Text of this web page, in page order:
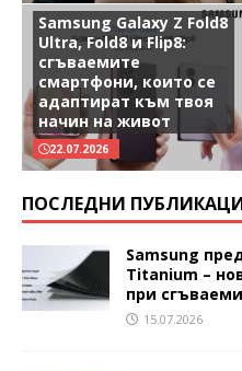
Samsung Galaxy Z Fold8
Ultra, Fold8 и Flip8:
сгъваемите
смартфони, които се
адаптират към твоя
начин на живот
22.07.2026
ПОСЛЕДНИ
Samsung
Titanium –
при
15.07.2026